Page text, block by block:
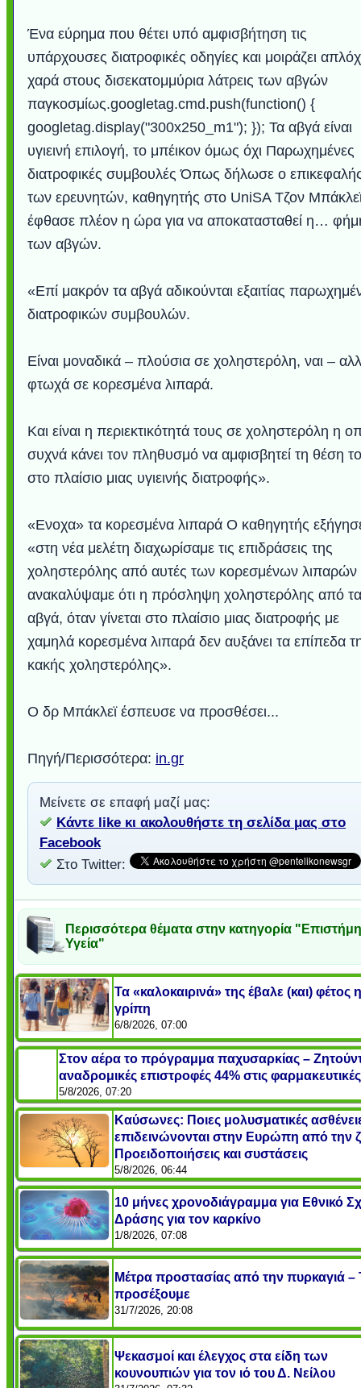
Ένα εύρημα που θέτει υπό αμφισβήτηση τις
υπάρχουσες διατροφικές οδηγίες και μοιράζει
χαρά στους δισεκατομμύρια λάτρεις των αβγών
παγκοσμίως.googletag.cmd.push(function() {
googletag.display("300x250_m1"); }); Τα αβγά είναι
υγιεινή επιλογή, το μπέικον όμως όχι Παρωχημένες
διατροφικές συμβουλές Όπως δήλωσε ο
των ερευνητών, καθηγητής στο UniSA Τζον
έφθασε πλέον η ώρα για να αποκατασταθεί η…
των αβγών.
«Επί μακρόν τα αβγά αδικούνται εξαιτίας
διατροφικών συμβουλών.
Είναι μοναδικά – πλούσια σε χοληστερόλη, ναι –
φτωχά σε κορεσμένα λιπαρά.
Και είναι η περιεκτικότητά τους σε χοληστερόλη η
συχνά κάνει τον πληθυσμό να αμφισβητεί τη θέση
στο πλαίσιο μιας υγιεινής διατροφής».
«Ενοχα» τα κορεσμένα λιπαρά Ο καθηγητής
«στη νέα μελέτη διαχωρίσαμε τις επιδράσεις της
χοληστερόλης από αυτές των κορεσμένων λιπαρών
ανακαλύψαμε ότι η πρόσληψη χοληστερόλης από τα
αβγά, όταν γίνεται στο πλαίσιο μιας διατροφής με
χαμηλά κορεσμένα λιπαρά δεν αυξάνει τα επίπεδα
κακής χοληστερόλης».
Ο δρ Μπάκλεϊ έσπευσε να προσθέσει...
Πηγή/Περισσότερα: in.gr
Μείνετε σε επαφή μαζί μας:
Κάντε like κι ακολουθήστε τη σελίδα μας στο
Facebook
Στο Twitter:
Περισσότερα θέματα στην κατηγορία
Υγεία"
Τα «καλοκαιρινά» της έβαλε (και) φέτος η
γρίπη
6/8/2026, 07:00
Στον αέρα το πρόγραμμα παχυσαρκίας –
αναδρομικές επιστροφές 44% στις φαρμακευτικές
5/8/2026, 07:20
Καύσωνες: Ποιες μολυσματικές
επιδεινώνονται στην Ευρώπη από την
Προειδοποιήσεις και συστάσεις
5/8/2026, 06:44
10 μήνες χρονοδιάγραμμα για Εθνικό
Δράσης για τον καρκίνο
1/8/2026, 07:08
Μέτρα προστασίας από την πυρκαγιά –
προσέξουμε
31/7/2026, 20:08
Ψεκασμοί και έλεγχος στα είδη των
κουνουπιών για τον ιό του Δ. Νείλου